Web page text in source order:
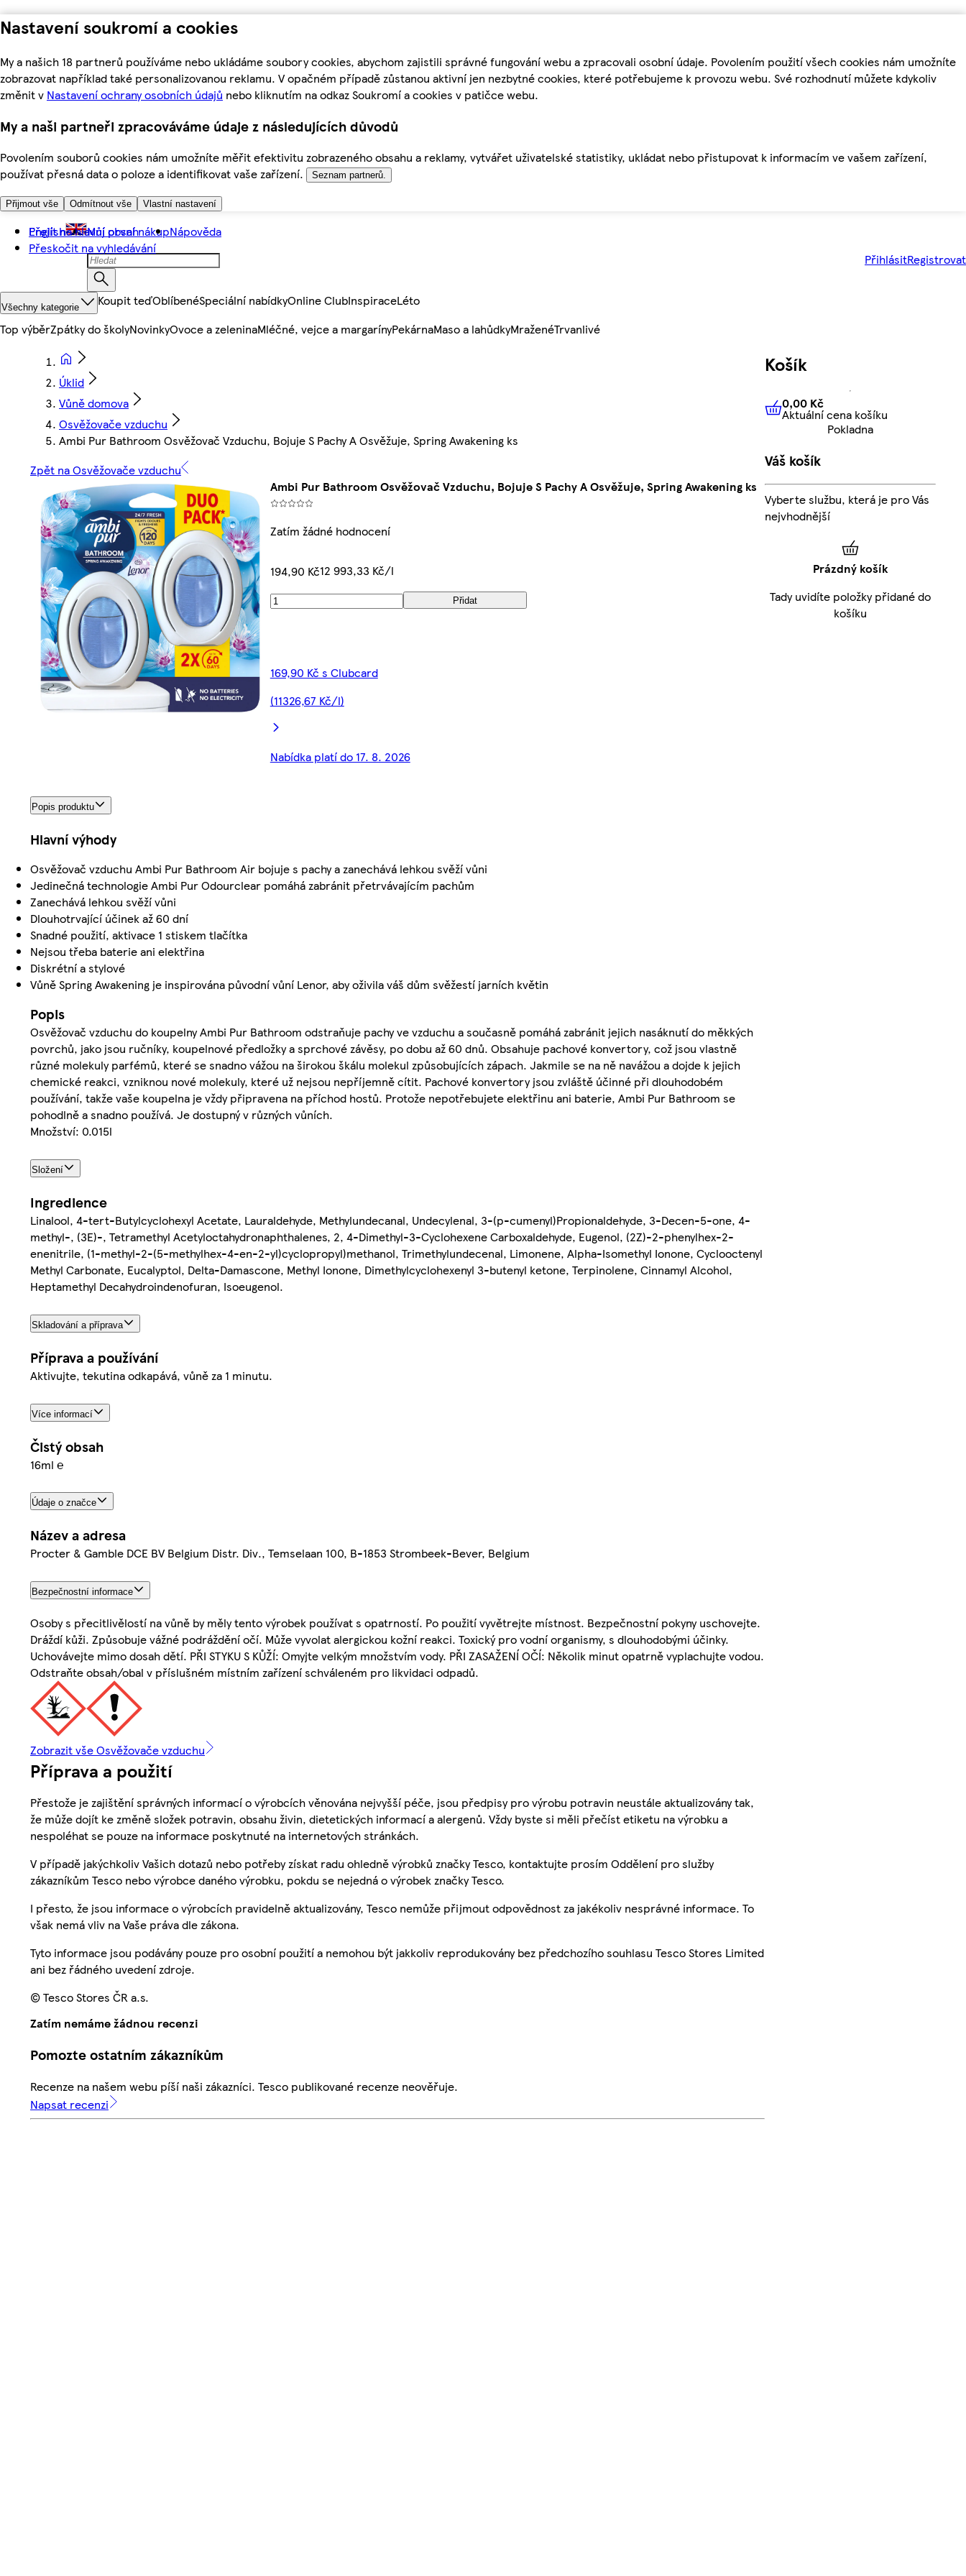
Nastavení soukromí a cookies
My a našich 18 partnerů používáme nebo ukládáme soubory cookies, abychom zajistili správné fungování webu a zpracovali osobní údaje. Povolením použití všech cookies nám umožníte
zobrazovat například také personalizovanou reklamu. V opačném případě zůstanou aktivní jen nezbytné cookies, které potřebujeme k provozu webu. Své rozhodnutí můžete kdykoliv
změnit v Nastavení ochrany osobních údajů nebo kliknutím na odkaz Soukromí a cookies v patičce webu.
My a naši partneři zpracováváme údaje z následujících důvodů
Povolením souborů cookies nám umožníte měřit efektivitu zobrazeného obsahu a reklamy, vytvářet uživatelské statistiky, ukládat nebo přistupovat k informacím ve vašem zařízení,
používat přesná data o poloze a identifikovat vaše zařízení.
Seznam partnerů.
Přijmout vše Odmítnout vše Vlastní nastavení
Přejít na hlavní obsah
Přeskočit na vyhledávání
English Můj první nákupNápověda
PřihlásitRegistrovat
Všechny kategorie Koupit teďOblíbenéSpeciální nabídkyOnline ClubInspiraceLéto
Top výběrZpátky do školyNovinkyOvoce a zeleninaMléčné, vejce a margarínyPekárnaMaso a lahůdkyMraženéTrvanlivé
Úklid
Vůně domova
Osvěžovače vzduchu
Ambi Pur Bathroom Osvěžovač Vzduchu, Bojuje S Pachy A Osvěžuje, Spring Awakening ks
Zpět na Osvěžovače vzduchu
Ambi Pur Bathroom Osvěžovač Vzduchu, Bojuje S Pachy A Osvěžuje, Spring Awakening ks
Zatím žádné hodnocení
194,90 Kč12 993,33 Kč/l
Přidat
169,90 Kč s Clubcard
(11326,67 Kč/l)
Nabídka platí do 17. 8. 2026
Popis produktu
Hlavní výhody
Osvěžovač vzduchu Ambi Pur Bathroom Air bojuje s pachy a zanechává lehkou svěží vůni
Jedinečná technologie Ambi Pur Odourclear pomáhá zabránit přetrvávajícím pachům
Zanechává lehkou svěží vůni
Dlouhotrvající účinek až 60 dní
Snadné použití, aktivace 1 stiskem tlačítka
Nejsou třeba baterie ani elektřina
Diskrétní a stylové
Vůně Spring Awakening je inspirována původní vůní Lenor, aby oživila váš dům svěžestí jarních květin
Popis
Osvěžovač vzduchu do koupelny Ambi Pur Bathroom odstraňuje pachy ve vzduchu a současně pomáhá zabránit jejich nasáknutí do měkkých
povrchů, jako jsou ručníky, koupelnové předložky a sprchové závěsy, po dobu až 60 dnů. Obsahuje pachové konvertory, což jsou vlastně
různé molekuly parfémů, které se snadno vážou na širokou škálu molekul způsobujících zápach. Jakmile se na ně navážou a dojde k jejich
chemické reakci, vzniknou nové molekuly, které už nejsou nepříjemně cítit. Pachové konvertory jsou zvláště účinné při dlouhodobém
používání, takže vaše koupelna je vždy připravena na příchod hostů. Protože nepotřebujete elektřinu ani baterie, Ambi Pur Bathroom se
pohodlně a snadno používá. Je dostupný v různých vůních.
Množství: 0.015l
Složení
Ingredience
Linalool, 4-tert-Butylcyclohexyl Acetate, Lauraldehyde, Methylundecanal, Undecylenal, 3-(p-cumenyl)Propionaldehyde, 3-Decen-5-one, 4-
methyl-, (3E)-, Tetramethyl Acetyloctahydronaphthalenes, 2, 4-Dimethyl-3-Cyclohexene Carboxaldehyde, Eugenol, (2Z)-2-phenylhex-2-
enenitrile, (1-methyl-2-(5-methylhex-4-en-2-yl)cyclopropyl)methanol, Trimethylundecenal, Limonene, Alpha-Isomethyl Ionone, Cyclooctenyl
Methyl Carbonate, Eucalyptol, Delta-Damascone, Methyl Ionone, Dimethylcyclohexenyl 3-butenyl ketone, Terpinolene, Cinnamyl Alcohol,
Heptamethyl Decahydroindenofuran, Isoeugenol.
Skladování a příprava
Příprava a používání
Aktivujte, tekutina odkapává, vůně za 1 minutu.
Více informací
Čistý obsah
16ml ℮
Údaje o značce
Název a adresa
Procter & Gamble DCE BV Belgium Distr. Div., Temselaan 100, B-1853 Strombeek-Bever, Belgium
Bezpečnostní informace
Osoby s přecitlivělostí na vůně by měly tento výrobek používat s opatrností. Po použití vyvětrejte místnost. Bezpečnostní pokyny uschovejte.
Dráždí kůži. Způsobuje vážné podráždění očí. Může vyvolat alergickou kožní reakci. Toxický pro vodní organismy, s dlouhodobými účinky.
Uchovávejte mimo dosah dětí. PŘI STYKU S KŮŽÍ: Omyjte velkým množstvím vody. PŘI ZASAŽENÍ OČÍ: Několik minut opatrně vyplachujte vodou.
Odstraňte obsah/obal v příslušném místním zařízení schváleném pro likvidaci odpadů.
Zobrazit vše Osvěžovače vzduchu
Příprava a použití
Přestože je zajištění správných informací o výrobcích věnována nejvyšší péče, jsou předpisy pro výrobu potravin neustále aktualizovány tak,
že může dojít ke změně složek potravin, obsahu živin, dietetických informací a alergenů. Vždy byste si měli přečíst etiketu na výrobku a
nespoléhat se pouze na informace poskytnuté na internetových stránkách.
V případě jakýchkoliv Vašich dotazů nebo potřeby získat radu ohledně výrobků značky Tesco, kontaktujte prosím Oddělení pro služby
zákazníkům Tesco nebo výrobce daného výrobku, pokdu se nejedná o výrobek značky Tesco.
I přesto, že jsou informace o výrobcích pravidelně aktualizovány, Tesco nemůže přijmout odpovědnost za jakékoliv nesprávné informace. To
však nemá vliv na Vaše práva dle zákona.
Tyto informace jsou podávány pouze pro osobní použití a nemohou být jakkoliv reprodukovány bez předchozího souhlasu Tesco Stores Limited
ani bez řádného uvedení zdroje.
© Tesco Stores ČR a.s.
Zatím nemáme žádnou recenzi
Pomozte ostatním zákazníkům
Recenze na našem webu píší naši zákazníci. Tesco publikované recenze neověřuje.
Napsat recenzi
Košík
0,00 KčAktuální cena košíku
0,00 Kč
Aktuální cena košíku
Pokladna
Váš košík
Vyberte službu, která je pro Vás
nejvhodnější
Prázdný košík
Tady uvidíte položky přidané do
košíku